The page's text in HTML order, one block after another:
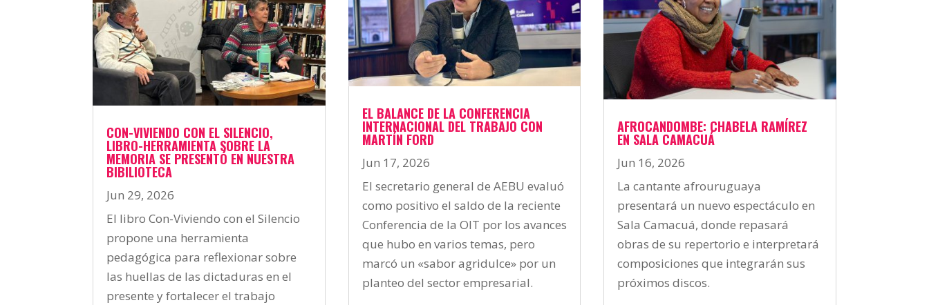
CON-VIVIENDO CON EL SILENCIO,
LIBRO-HERRAMIENTA SOBRE LA
MEMORIA SE PRESENTÓ EN NUESTRA
BIBILIOTECA
Jun 29, 2026
El libro Con-Viviendo con el Silencio
propone una herramienta
pedagógica para reflexionar sobre
las huellas de las dictaduras en el
presente y fortalecer el trabajo
EL BALANCE DE LA CONFERENCIA
INTERNACIONAL DEL TRABAJO CON
MARTÍN FORD
Jun 17, 2026
El secretario general de AEBU evaluó
como positivo el saldo de la reciente
Conferencia de la OIT por los avances
que hubo en varios temas, pero
marcó un «sabor agridulce» por un
planteo del sector empresarial.
AFROCANDOMBE: CHABELA RAMÍREZ
EN SALA CAMACUÁ
Jun 16, 2026
La cantante afrouruguaya
presentará un nuevo espectáculo en
Sala Camacuá, donde repasará
obras de su repertorio e interpretará
composiciones que integrarán sus
próximos discos.